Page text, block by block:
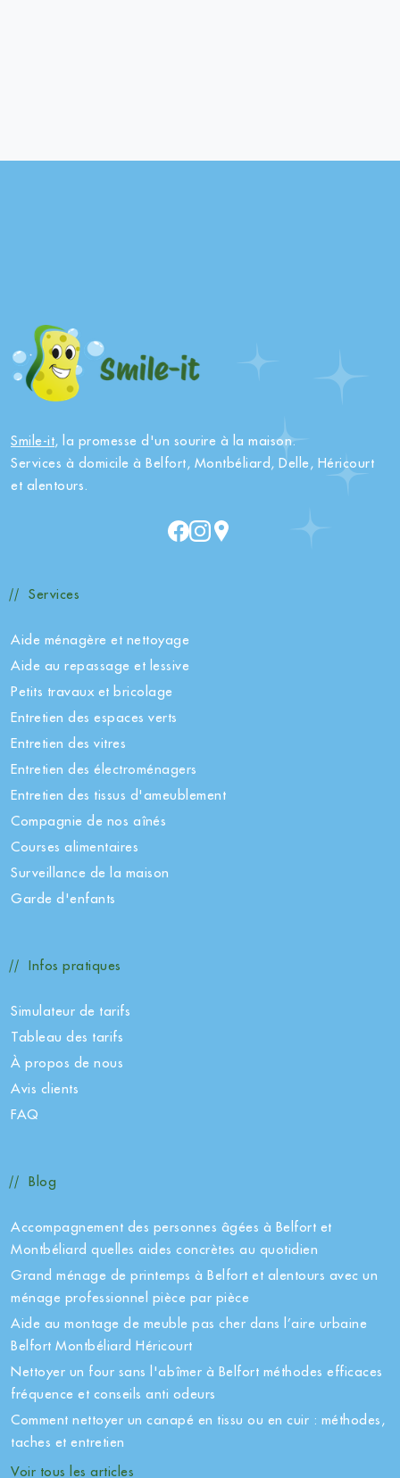
Smile-it, la promesse d'un sourire à la maison.
Services à domicile à Belfort, Montbéliard, Delle, Héricourt
et alentours.
Services
Aide ménagère et nettoyage
Aide au repassage et lessive
Petits travaux et bricolage
Entretien des espaces verts
Entretien des vitres
Entretien des électroménagers
Entretien des tissus d'ameublement
Compagnie de nos aînés
Courses alimentaires
Surveillance de la maison
Garde d'enfants
Infos pratiques
Simulateur de tarifs
Tableau des tarifs
À propos de nous
Avis clients
FAQ
Blog
Accompagnement des personnes âgées à Belfort et
Montbéliard quelles aides concrètes au quotidien
Grand ménage de printemps à Belfort et alentours avec un
ménage professionnel pièce par pièce
Aide au montage de meuble pas cher dans l’aire urbaine
Belfort Montbéliard Héricourt
Nettoyer un four sans l'abîmer à Belfort méthodes efficaces
fréquence et conseils anti odeurs
Comment nettoyer un canapé en tissu ou en cuir : méthodes,
taches et entretien
Voir tous les articles